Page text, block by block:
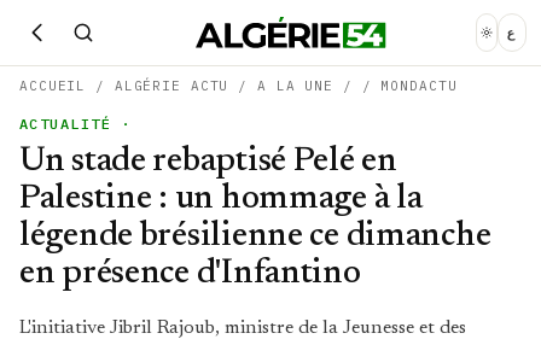
ع
ACCUEIL / ALGÉRIE ACTU /A LA UNE / / MONDACTU
ACTUALITÉ ·
Un stade rebaptisé Pelé en
Palestine : un hommage à la
légende brésilienne ce dimanche
en présence d'Infantino
L'initiative Jibril Rajoub, ministre de la Jeunesse et des